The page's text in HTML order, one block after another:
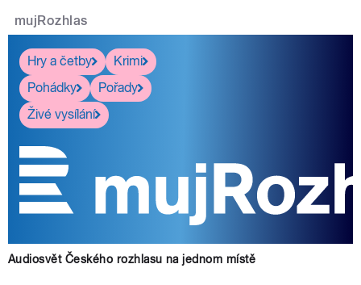
mujRozhlas
Hry a četby
Krimi
Pohádky
Pořady
Živé vysílání
Audiosvět Českého rozhlasu na jednom místě